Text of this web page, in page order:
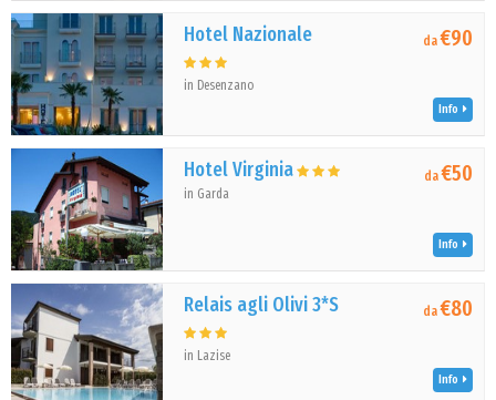
Hotel Nazionale
in Desenzano
da€90
Info
Hotel Virginia
in Garda
da€50
Info
Relais agli Olivi 3*S
in Lazise
da€80
Info